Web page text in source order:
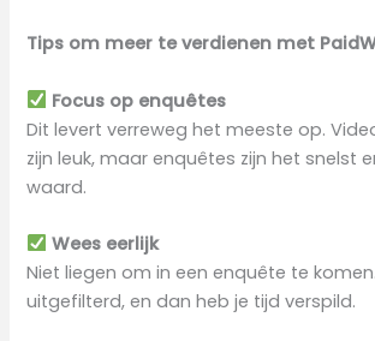
Tips om meer te verdienen met
Focus op enquêtes
Dit levert verreweg het meeste op.
zijn leuk, maar enquêtes zijn het snelst
waard.
Wees eerlijk
Niet liegen om in een enquête te
uitgefilterd, en dan heb je tijd verspild.